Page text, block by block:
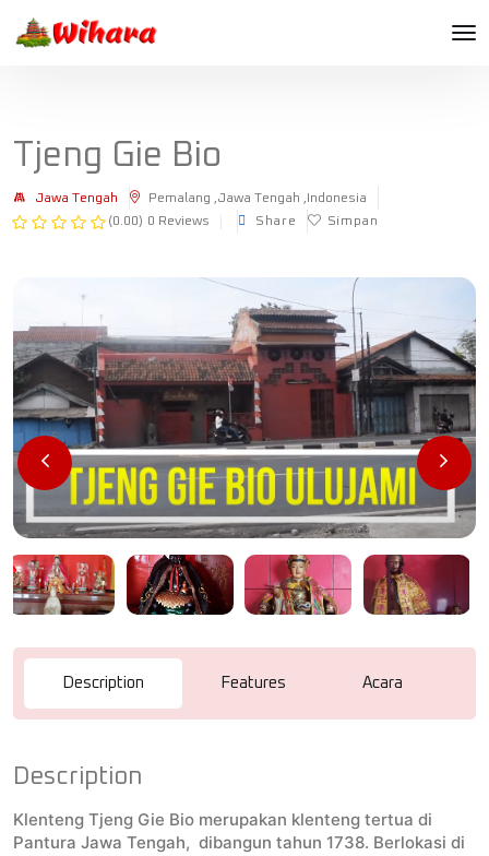
Tjeng Gie Bio
Jawa Tengah
Pemalang ,Jawa Tengah ,Indonesia
(0.00) 0 Reviews Share Simpan
Description Features Acara
Description
Klenteng Tjeng Gie Bio merupakan klenteng tertua di
Pantura Jawa Tengah, dibangun tahun 1738. Berlokasi di